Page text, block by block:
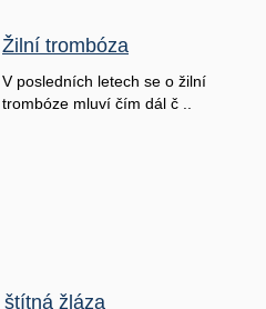
Žilní trombóza
V posledních letech se o žilní
trombóze mluví čím dál č ..
štítná žláza